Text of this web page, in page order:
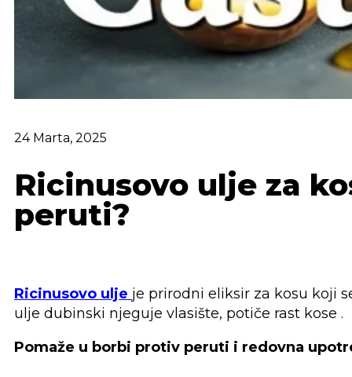
24 Marta, 2025
Ricinusovo ulje za
peruti?
Ricinusovo ulje je prirodni eliksir za kosu koji
ulje dubinski njeguje vlasište, potiče rast kose .
Pomaže u borbi protiv peruti i redovna